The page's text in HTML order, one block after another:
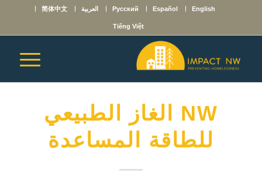
English
Español
Русский العربية 简体中文
Tiếng Việt
NW الغاز الطبيعي
للطاقة المساعدة